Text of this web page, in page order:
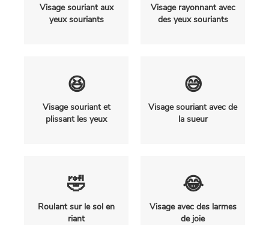
Visage souriant aux
yeux souriants
Visage rayonnant avec
des yeux souriants
😆
Visage souriant et
plissant les yeux
😅
Visage souriant avec de
la sueur
🤣
Roulant sur le sol en
riant
😂
Visage avec des larmes
de joie